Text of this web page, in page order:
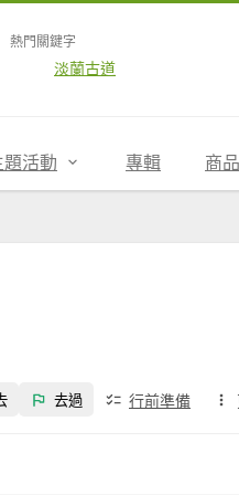
熱門關鍵字
淡蘭古道
題活動 專輯 商品
去過 行前準備